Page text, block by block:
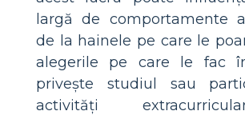
largă de comportamente
de la hainele pe care le
alegerile pe care le fac
privește studiul sau
activități